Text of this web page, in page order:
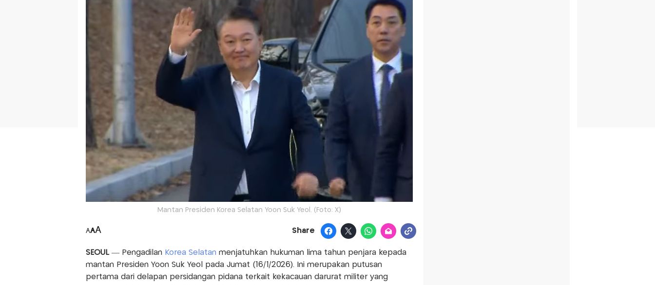
Mantan Presiden Korea Selatan Yoon Suk Yeol. (Foto: X)
AAA Share
SEOUL — Pengadilan Korea Selatan menjatuhkan hukuman lima tahun penjara kepada
mantan Presiden Yoon Suk Yeol pada Jumat (16/1/2026). Ini merupakan putusan
pertama dari delapan persidangan pidana terkait kekacauan darurat militer yang